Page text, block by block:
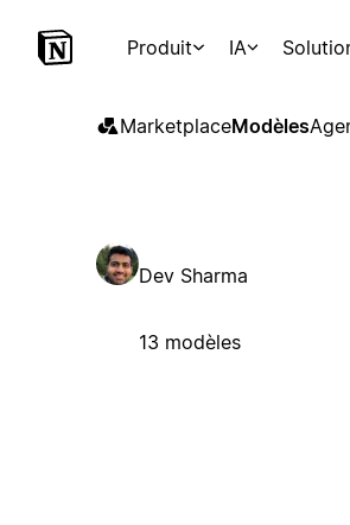
Produit IA
MarketplaceModèles
Dev Sharma
13 modèles